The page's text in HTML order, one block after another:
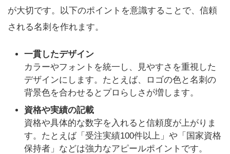
が大切です。以下のポイントを意識することで、信頼
される名刺を作れます。
一貫したデザイン
カラーやフォントを統一し、見やすさを重視した
デザインにします。たとえば、ロゴの色と名刺の
背景色を合わせるとプロらしさが増します。
資格や実績の記載
資格や具体的な数字を入れると信頼度が上がりま
す。たとえば「受注実績100件以上」や「国家資格
保持者」などは強力なアピールポイントです。